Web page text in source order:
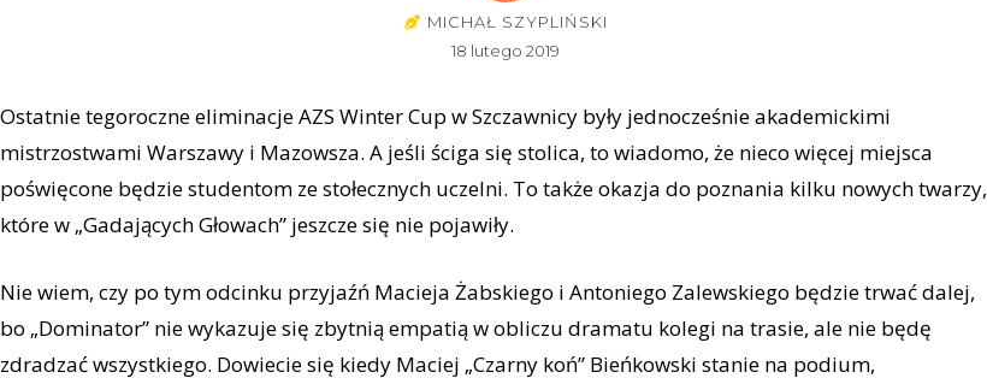
MICHAŁ SZYPLIŃSKI
18 lutego 2019
Ostatnie tegoroczne eliminacje AZS Winter Cup w Szczawnicy były jednocześnie akademickimi
mistrzostwami Warszawy i Mazowsza. A jeśli ściga się stolica, to wiadomo, że nieco więcej miejsca
poświęcone będzie studentom ze stołecznych uczelni. To także okazja do poznania kilku nowych twarzy,
które w „Gadających Głowach” jeszcze się nie pojawiły.
Nie wiem, czy po tym odcinku przyjaźń Macieja Żabskiego i Antoniego Zalewskiego będzie trwać dalej,
bo „Dominator” nie wykazuje się zbytnią empatią w obliczu dramatu kolegi na trasie, ale nie będę
zdradzać wszystkiego. Dowiecie się kiedy Maciej „Czarny koń” Bieńkowski stanie na podium,